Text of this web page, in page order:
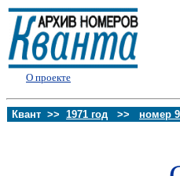
О проекте
Квант >> 1971 год >> номер 9